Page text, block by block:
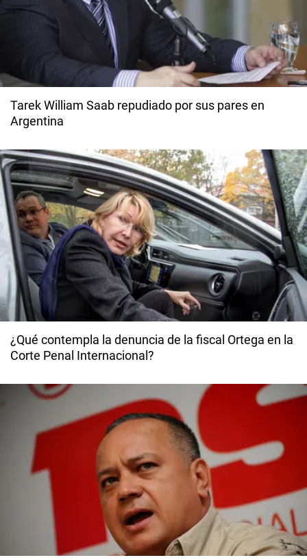
Tarek William Saab repudiado por sus pares en
Argentina
¿Qué contempla la denuncia de la fiscal Ortega en la
Corte Penal Internacional?